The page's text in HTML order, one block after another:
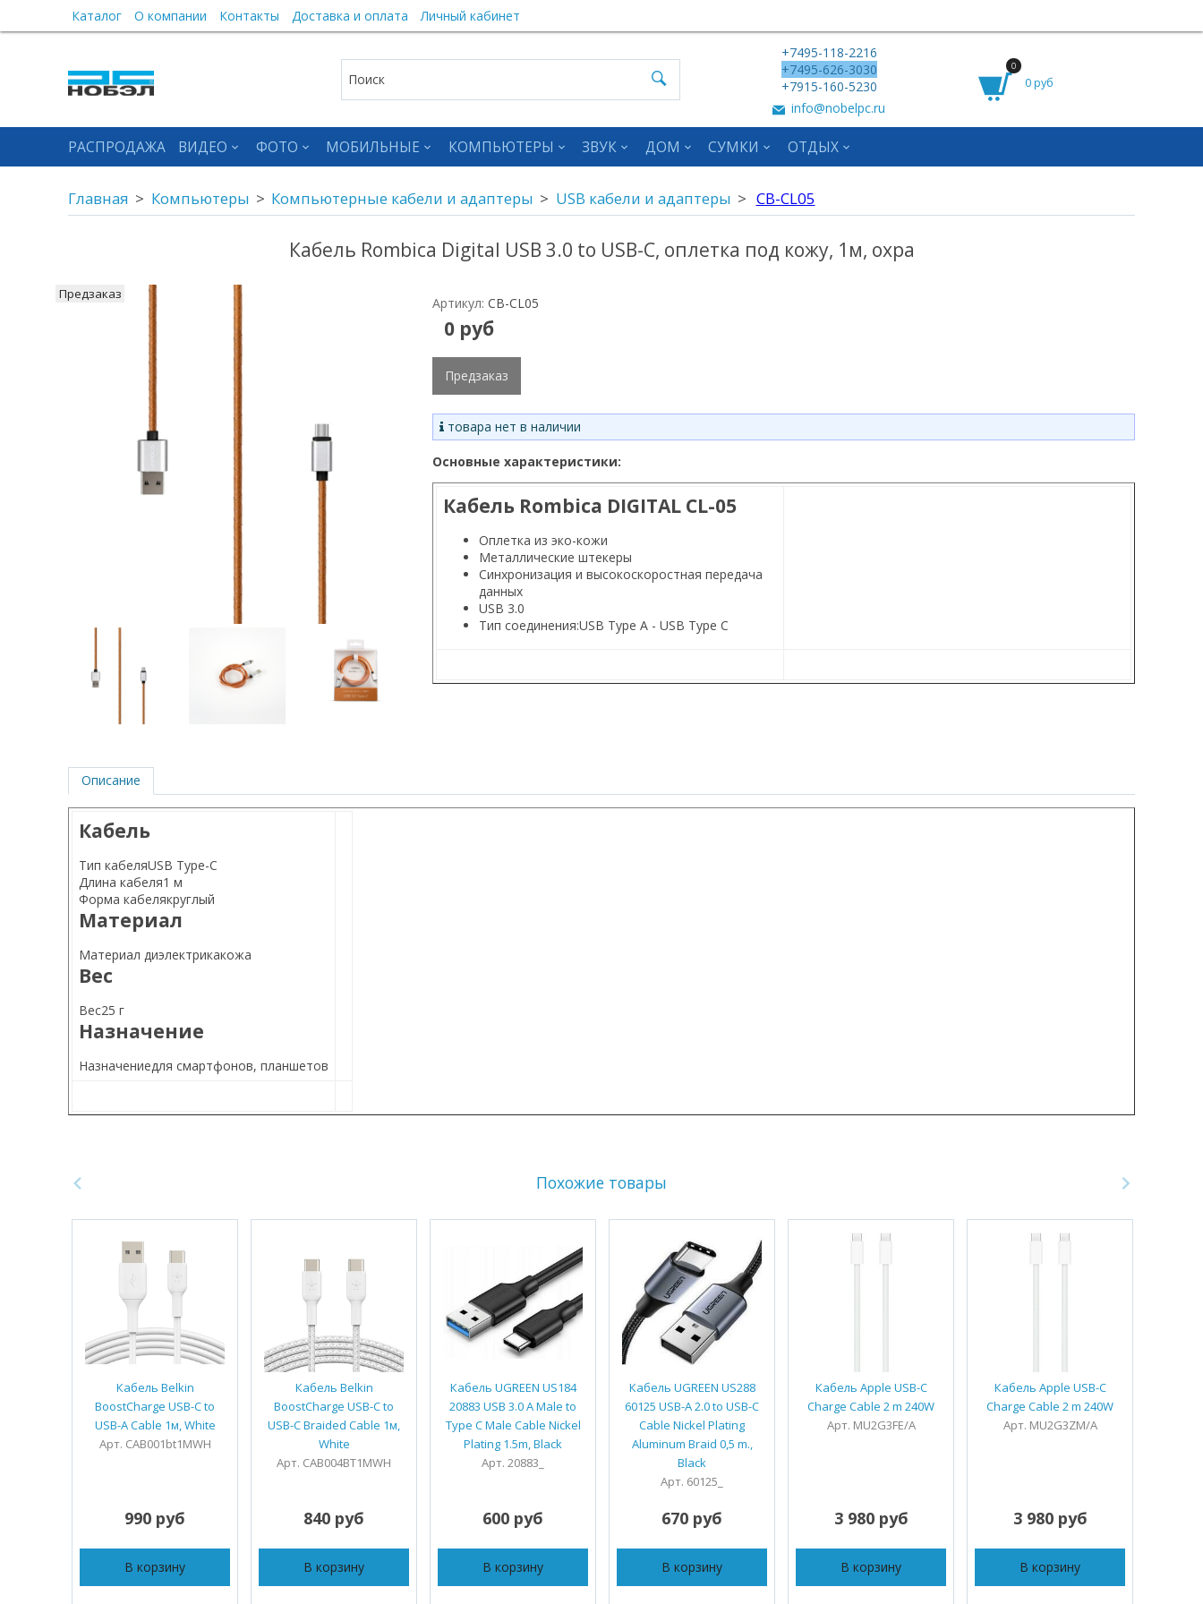
Каталог О компании Контакты Доставка и оплата Личный кабинет
+7495-118-2216
+7495-626-3030
+7915-160-5230
info@nobelpc.ru
0
0 руб
РАСПРОДАЖА ВИДЕО ФОТО МОБИЛЬНЫЕ КОМПЬЮТЕРЫ ЗВУК ДОМ СУМКИ ОТДЫХ
Главная Компьютеры Компьютерные кабели и адаптеры USB кабели и адаптеры CB-CL05
Кабель Rombica Digital USB 3.0 to USB-C, оплетка под кожу, 1м, охра
Предзаказ
Артикул: CB-CL05
0 руб
Предзаказ
товара нет в наличии
Основные характеристики:
Кабель Rombica DIGITAL CL-05
Оплетка из эко-кожи
Металлические штекеры
Синхронизация и высокоскоростная передача
данных
USB 3.0
Тип соединения:USB Type A - USB Type C
Описание
Кабель
Тип кабеляUSB Type-C
Длина кабеля1 м
Форма кабелякруглый
Материал
Материал диэлектрикакожа
Вес
Вес25 г
Назначение
Назначениедля смартфонов, планшетов
Похожие товары
Кабель Belkin
BoostCharge USB-C to
USB-A Cable 1м, White
Арт. CAB001bt1MWH
990 руб
В корзину
Кабель Belkin
BoostCharge USB-C to
USB-C Braided Cable 1м,
White
Арт. CAB004BT1MWH
840 руб
В корзину
Кабель UGREEN US184
20883 USB 3.0 A Male to
Type C Male Cable Nickel
Plating 1.5m, Black
Арт. 20883_
600 руб
В корзину
Кабель UGREEN US288
60125 USB-A 2.0 to USB-C
Cable Nickel Plating
Aluminum Braid 0,5 m.,
Black
Арт. 60125_
670 руб
В корзину
Кабель Apple USB-C
Charge Cable 2 m 240W
Арт. MU2G3FE/A
3 980 руб
В корзину
Кабель Apple USB-C
Charge Cable 2 m 240W
Арт. MU2G3ZM/A
3 980 руб
В корзину